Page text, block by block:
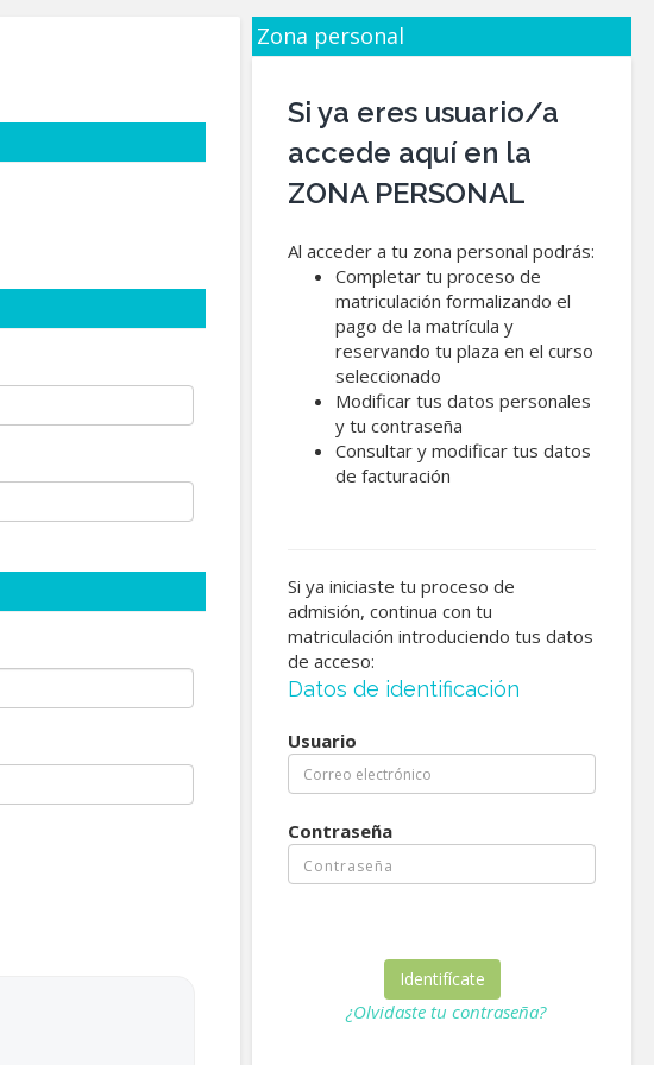
Zona personal
Si ya eres usuario/a
accede aquí en la
ZONA PERSONAL
Al acceder a tu zona personal podrás:
Completar tu proceso de
matriculación formalizando el
pago de la matrícula y
reservando tu plaza en el curso
seleccionado
Modificar tus datos personales
y tu contraseña
Consultar y modificar tus datos
de facturación
Si ya iniciaste tu proceso de
admisión, continua con tu
matriculación introduciendo tus datos
de acceso:
Datos de identificación
Usuario
Contraseña
¿Olvidaste tu contraseña?